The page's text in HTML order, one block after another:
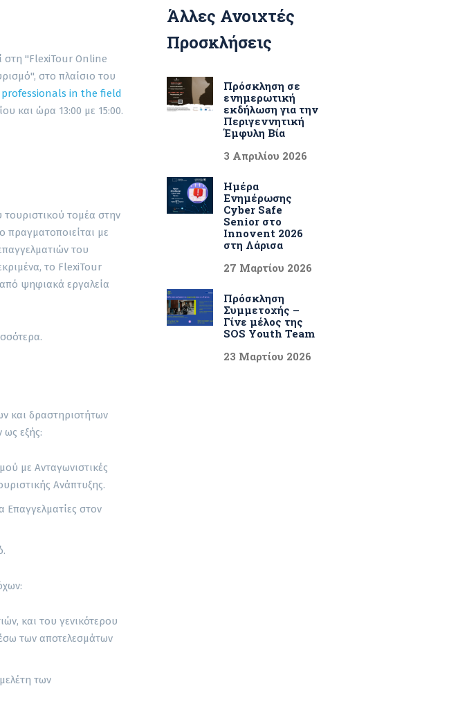
στη "FlexiTour Online
στο πλαίσιο του
in the field
και ώρα 13:00 με 15:00.
τομέα στην
πραγματοποιείται με
του
το FlexiTour
ψηφιακά εργαλεία
και δραστηριοτήτων
εξής:
με Ανταγωνιστικές
Ανάπτυξης.
Επαγγελματίες στον
και του γενικότερου
των αποτελεσμάτων
των
Άλλες Ανοιχτές
Προσκλήσεις
Πρόσκληση σε
ενημερωτική
εκδήλωση για την
Περιγεννητική
Έμφυλη Βία
3 Απριλίου 2026
Ημέρα
Ενημέρωσης
Cyber Safe
Senior στο
Innovent 2026
στη Λάρισα
27 Μαρτίου 2026
Πρόσκληση
Συμμετοχής –
Γίνε μέλος της
SOS Youth Team
23 Μαρτίου 2026